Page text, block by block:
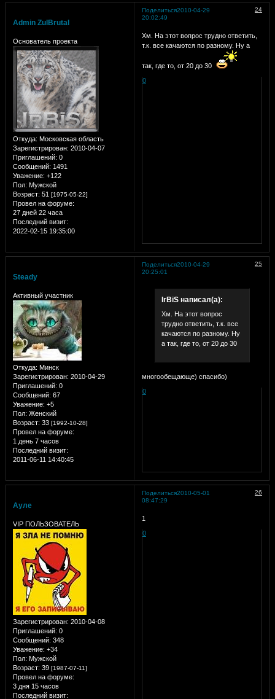
Поделиться 24
2010-04-29
20:02:49
Admin ZulBrutal
Основатель проекта
Откуда: Московская область
Зарегистрирован: 2010-04-07
Приглашений: 0
Сообщений: 1491
Уважение: +122
Пол: Мужской
Возраст: 51 [1975-05-22]
Провел на форуме:
27 дней 22 часа
Последний визит:
2022-02-15 19:35:00
Хм. На этот вопрос трудно ответить,
т.к. все качаются по разному. Ну а
так, где то, от 20 до 30
0
Поделиться 25
2010-04-29
20:25:01
Steady
Активный участник
Откуда: Минск
Зарегистрирован: 2010-04-29
Приглашений: 0
Сообщений: 67
Уважение: +5
Пол: Женский
Возраст: 33 [1992-10-28]
Провел на форуме:
1 день 7 часов
Последний визит:
2011-06-11 14:40:45
IrBiS написал(а):
Хм. На этот вопрос
трудно ответить, т.к. все
качаются по разному. Ну
а так, где то, от 20 до 30
многообещающе) спасибо)
0
Поделиться 26
2010-05-01
08:47:29
Ауле
VIP ПОЛЬЗОВАТЕЛЬ
Зарегистрирован: 2010-04-08
Приглашений: 0
Сообщений: 348
Уважение: +34
Пол: Мужской
Возраст: 39 [1987-07-11]
Провел на форуме:
3 дня 15 часов
Последний визит:
1
0